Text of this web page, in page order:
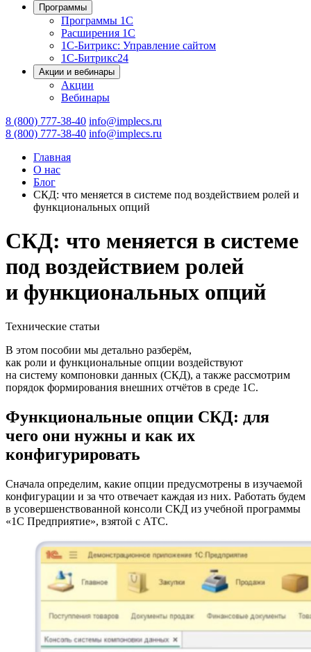
Программы
Программы 1С
Расширения 1С
1С-Битрикс: Управление сайтом
1С-Битрикс24
Акции и вебинары
Акции
Вебинары
8 (800) 777-38-40 info@implecs.ru
8 (800) 777-38-40 info@implecs.ru
Главная
О нас
Блог
СКД: что меняется в системе под воздействием ролей и
функциональных опций
СКД: что меняется в системе
под воздействием ролей
и функциональных опций
Технические статьи
В этом пособии мы детально разберём,
как роли и функциональные опции воздействуют
на систему компоновки данных (СКД), а также рассмотрим
порядок формирования внешних отчётов в среде 1С.
Функциональные опции СКД: для
чего они нужны и как их
конфигурировать
Сначала определим, какие опции предусмотрены в изучаемой
конфигурации и за что отвечает каждая из них. Работать будем
в усовершенствованной консоли СКД из учебной программы
«1С Предприятие», взятой с АТС.